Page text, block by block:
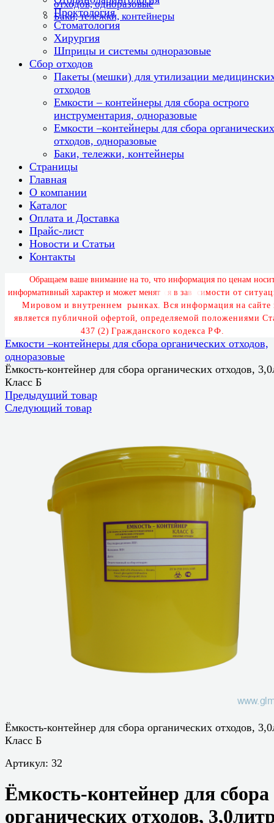
отходов, одноразовые
Баки, тележки, контейнеры
Проктология
Стоматология
Хирургия
Шприцы и системы одноразовые
Сбор отходов
Пакеты (мешки) для утилизации
отходов
Емкости – контейнеры для сбора острого
инструментария, одноразовые
Емкости –контейнеры для сбора органических
отходов, одноразовые
Баки, тележки, контейнеры
Страницы
Главная
О компании
Каталог
Оплата и Доставка
Прайс-лист
Новости и Статьи
Контакты
Обращаем ваше внимание на то, что информация по ценам носи
информативный характер и может менят ся в зав и симости от ситуац
Мировом и внутреннем рынках. Вся информация на сайте
является публичной офертой, определяемой положениями Ст
437 (2) Гражданского кодекса РФ.
Емкости –контейнеры для сбора органических отходов,
одноразовые
Ёмкость-контейнер для сбора органических отходов,
Класс Б
Предыдущий товар
Следующий товар
Ёмкость-контейнер для сбора органических отходов,
Класс Б
Артикул: 32
Ёмкость-контейнер для сбора
органических отходов,